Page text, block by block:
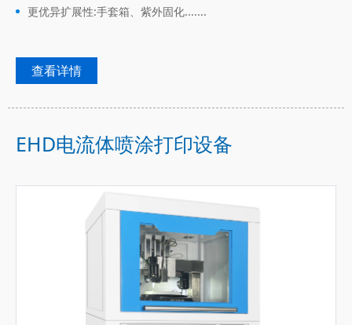
更优异扩展性:手套箱、紫外固化.......
查看详情
EHD电流体喷涂打印设备